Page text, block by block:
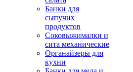
Банки для
сыпучих
продуктов
Соковыжималки и
сита механические
Органайзеры для
кухни